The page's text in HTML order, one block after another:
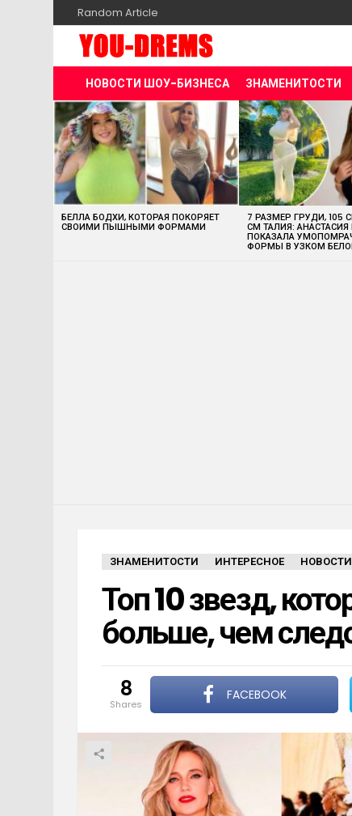
Random Article
НОВОСТИ ШОУ-БИЗНЕСА ЗНАМЕНИТОСТИ
MOST
VIEWED
STORIES
БЕЛЛА БОДХИ, КОТОРАЯ ПОКОРЯЕТ
СВОИМИ ПЫШНЫМИ ФОРМАМИ
7 РАЗМЕР ГРУДИ, 105
СМ ТАЛИЯ: АНАСТАСИЯ
ПОКАЗАЛА
ФОРМЫ В УЗКОМ
ЗНАМЕНИТОСТИ ИНТЕРЕСНОЕ
Топ 10 звезд,
больше, чем
8
shares
FACEBOOK